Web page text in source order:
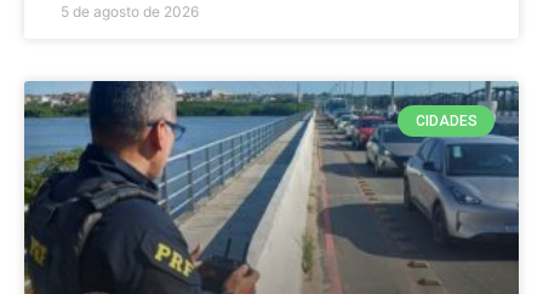
5 de agosto de 2026
CIDADES